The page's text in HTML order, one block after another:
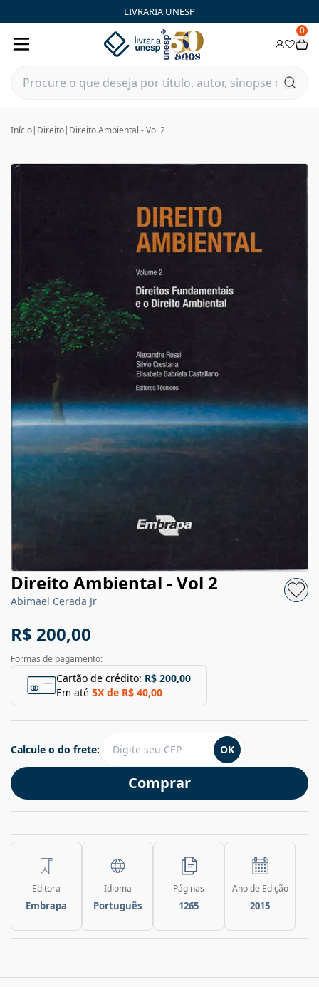
LIVRARIA UNESP
0
Início| Direito| Direito Ambiental - Vol 2
Direito Ambiental - Vol 2
Abimael Cerada Jr
R$ 200,00
Formas de pagamento:
Cartão de crédito: R$ 200,00
Em até 5X de R$ 40,00
Comprar
Calcule o do frete: OK
Editora
Embrapa
Idioma
Português
Páginas
1265
Ano de Edição
2015